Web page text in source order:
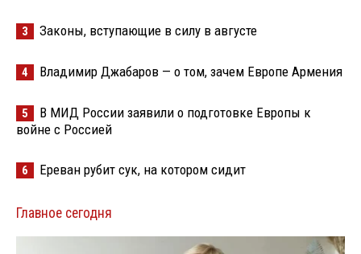
3 Законы, вступающие в силу в августе
4 Владимир Джабаров — о том, зачем Европе Армения
5
В МИД России заявили о подготовке Европы к
войне с Россией
6 Ереван рубит сук, на котором сидит
Главное сегодня